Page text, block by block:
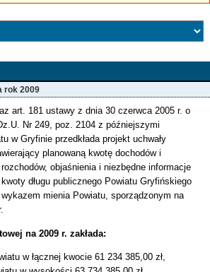
rok 2009
art. 181 ustawy z dnia 30 czerwca 2005 r. o
Nr 249, poz. 2104 z późniejszymi
w Gryfinie przedkłada projekt uchwały
planowaną kwotę dochodów i
objaśnienia i niezbędne informacje
długu publicznego Powiatu Gryfińskiego
mienia Powiatu, sporządzonym na
na 2009 r. zakłada:
w łącznej kwocie 61 234 385,00 zł,